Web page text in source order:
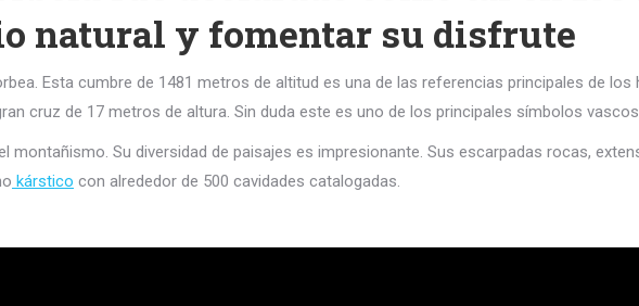
natural y fomentar su disfrute
Esta cumbre de 1481 metros de altitud es una de las referencias principales de
cruz de 17 metros de altura. Sin duda este es uno de los principales símbolos
Su diversidad de paisajes es impresionante. Sus escarpadas rocas,
kárstico con alrededor de 500 cavidades catalogadas.